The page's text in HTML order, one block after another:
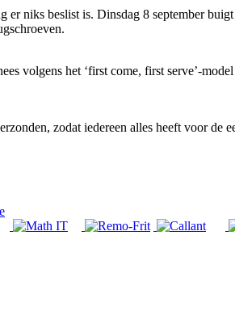
niks beslist is. Dinsdag 8 september
volgens het ‘first come, first serve’-
zodat iedereen alles heeft voor de